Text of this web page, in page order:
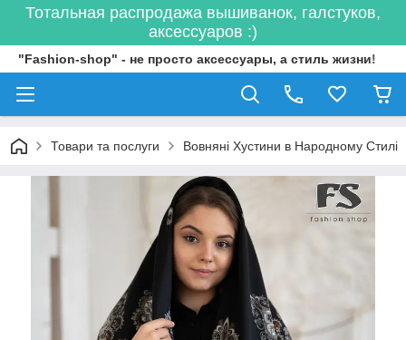
Тотальная распродажа вышиванок, галстуков,
аксессуаров :)
"Fashion-shop" - не просто аксессуары, а стиль жизни!
Товари та послуги Вовняні Хустини в Народному Стилі